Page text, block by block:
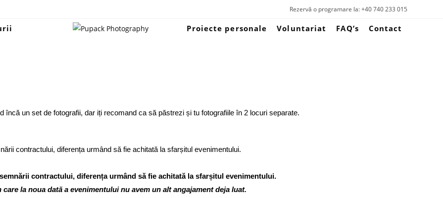
Rezervă o programare la: +40 740 233 015
Proiecte personale Voluntariat FAQ’s Contact
un set de fotografii, dar iți recomand ca să păstrezi și tu fotografiile în 2 locuri separate.
contractului, diferența urmând să fie achitată la sfarșitul evenimentului.
contractului, diferența urmând să fie achitată la sfarșitul evenimentului.
la noua dată a evenimentului nu avem un alt angajament deja luat.